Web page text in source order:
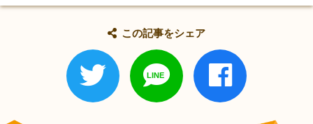
この記事をシェア